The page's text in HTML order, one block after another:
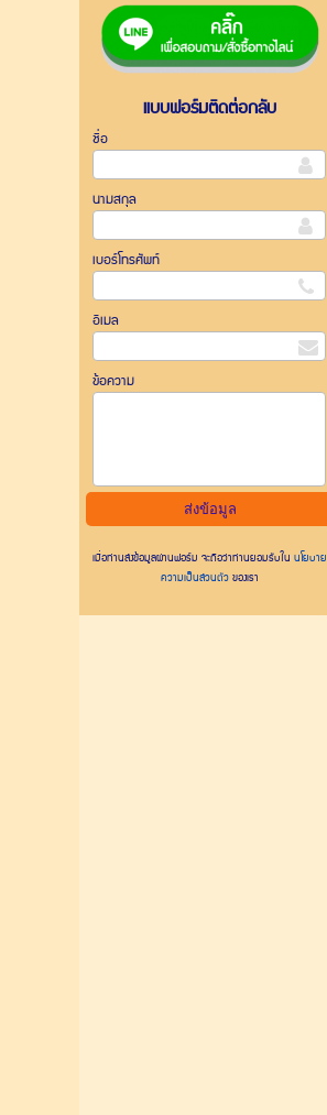
แบบฟอร์มติดต่อกลับ
ชื่อ
นามสกุล
เบอร์โทรศัพท์
อีเมล
ข้อความ
เมื่อท่านส่งข้อมูลผ่านฟอร์ม จะถือว่าท่านยอมรับใน นโยบาย
ความเป็นส่วนตัวของเรา